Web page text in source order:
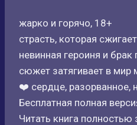
жарко и горячо, 18+
страсть, которая
невинная героиня и
сюжет затягивает в мир
❤️ сердце, разорванное,
Бесплатная полная
Читать книга полностью